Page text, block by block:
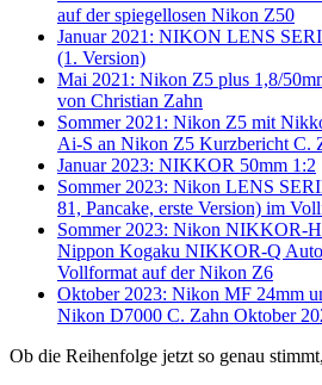
auf der spiegellosen Nikon Z50
Januar 2021: NIKON LENS
(1. Version)
Mai 2021: Nikon Z5 plus 1,8/
von Christian Zahn
Sommer 2021: Nikon Z5 mit
Ai-S an Nikon Z5 Kurzbericht C.
Januar 2023: NIKKOR 50mm 1:2
Sommer 2023: Nikon LENS
81, Pancake, erste Version) im
Sommer 2023: Nikon NIKKOR-
Nippon Kogaku NIKKOR-Q
Vollformat auf der Nikon Z6
Oktober 2023: Nikon MF 24mm
Nikon D7000 C. Zahn Oktober
Ob die Reihenfolge jetzt so genau